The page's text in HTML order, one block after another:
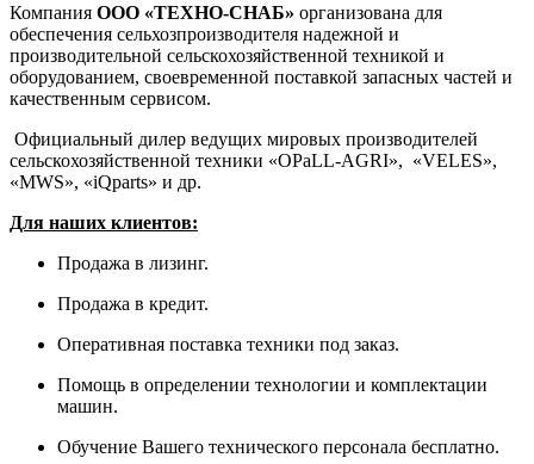
Компания ООО «ТЕХНО-СНАБ» организована для
обеспечения сельхозпроизводителя надежной и
производительной сельскохозяйственной техникой и
оборудованием, своевременной поставкой запасных частей и
качественным сервисом.
Официальный дилер ведущих мировых производителей
сельскохозяйственной техники «OPaLL-AGRI», «VELES»,
«MWS», «iQparts» и др.
Для наших клиентов:
Продажа в лизинг.
Продажа в кредит.
Оперативная поставка техники под заказ.
Помощь в определении технологии и комплектации
машин.
Обучение Вашего технического персонала бесплатно.